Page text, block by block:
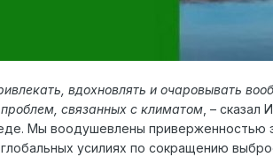
вдохновлять и очаровывать
связанных с климатом , –
Мы воодушевлены приверженностью
усилиях по сокращению